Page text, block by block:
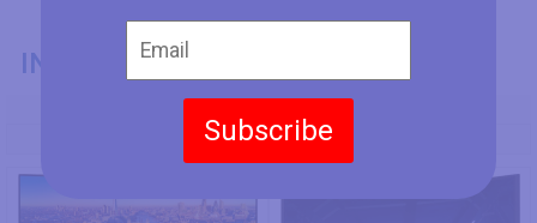
Subscribe
INFORMACIÓN GENERAL